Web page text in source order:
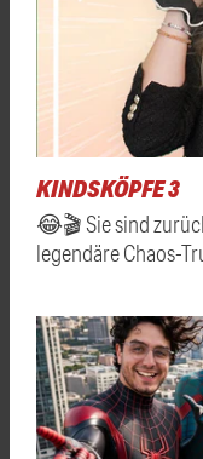
KINDSKÖPFE 3
😂🎬 Sie sind
legendäre Chaos-